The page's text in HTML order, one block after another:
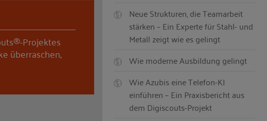
Projektes
überraschen,
Neue Strukturen, die Teamarbeit
stärken – Ein Experte für Stahl- und
Metall zeigt wie es gelingt
Wie moderne Ausbildung gelingt
Wie Azubis eine Telefon-KI
einführen – Ein Praxisbericht aus
dem Digiscouts-Projekt